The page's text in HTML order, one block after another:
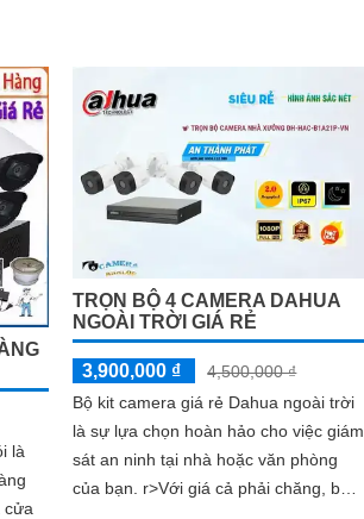
là
TRỌN BỘ 4 CAMERA DAHUA
NGOÀI TRỜI GIÁ RẺ
3,900,000 ₫
4,500,000 ₫
Bộ kit camera giá rẻ Dahua ngoài trời
là sự lựa chọn hoàn hảo cho việc giám
sát an ninh tại nhà hoặc văn phòng
của bạn. r>Với giá cả phải chăng, bộ